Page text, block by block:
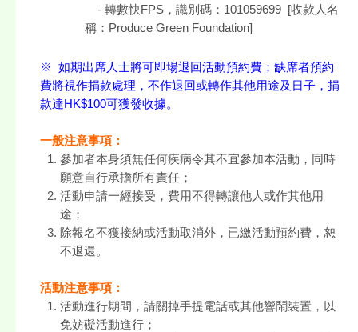
- 轉數快FPS，識別碼：101059699 [收款人名
稱：Produce Green Foundation]
※ 如期出席人士將可即場退回活動預約費；缺席者預約
費將視作捐款處理，不作退回或轉作其他用途及日子，捐
款達HK$100可獲發收據。
一般注意事項：
參加者本身須無任何疾病令其不宜參加本活動，同時
願意自行承擔所有責任；
活動申請一經接受，費用不得轉讓他人或作其他用
途；
除報名不獲接納或活動取消外，已繳活動預約費，恕
不退還。
活動注意事項：
活動進行期間，請關掉手提電話或其他響鬧裝置，以
免妨礙活動進行；